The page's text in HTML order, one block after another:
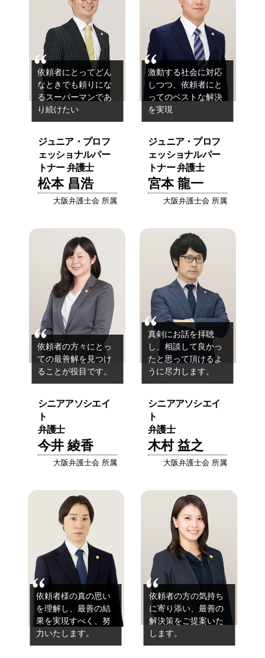
依頼者にとってどん
なときでも頼りにな
るスーパーマンであ
り続けたい
ジュニア・プロフ
ェッショナルパー
トナー 弁護士
松本 昌浩
大阪弁護士会 所属
激動する社会に対応
しつつ、 依頼者にと
ってのベストな解決
を実現
ジュニア・プロフ
ェッショナルパー
トナー 弁護士
宮本 龍一
大阪弁護士会 所属
依頼者の方々にとっ
ての最善解を見つけ
ることが役目です。
シニアアソシエイ
ト
弁護士
今井 綾香
大阪弁護士会 所属
真剣にお話を拝聴
し、 相談して良かっ
たと思って頂けるよ
うに尽力します。
シニアアソシエイ
ト
弁護士
木村 益之
大阪弁護士会 所属
依頼者様の真の思い
を理解し、 最善の結
果を実現すべく、努
力いたします。
依頼者の方の気持ち
に寄り添い、最善の
解決策をご提案いた
します。